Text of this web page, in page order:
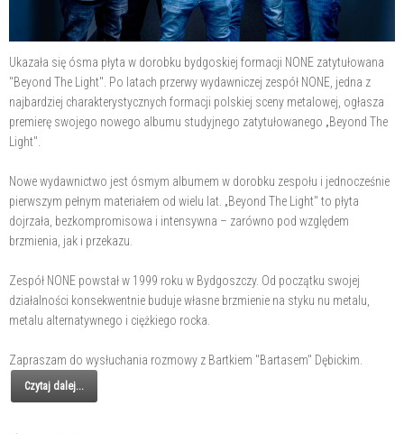
Ukazała się ósma płyta w dorobku bydgoskiej formacji NONE zatytułowana
"Beyond The Light". Po latach przerwy wydawniczej zespół NONE, jedna z
najbardziej charakterystycznych formacji polskiej sceny metalowej, ogłasza
premierę swojego nowego albumu studyjnego zatytułowanego „Beyond The
Light".
Nowe wydawnictwo jest ósmym albumem w dorobku zespołu i jednocześnie
pierwszym pełnym materiałem od wielu lat. „Beyond The Light" to płyta
dojrzała, bezkompromisowa i intensywna – zarówno pod względem
brzmienia, jak i przekazu.
Zespół NONE powstał w 1999 roku w Bydgoszczy. Od początku swojej
działalności konsekwentnie buduje własne brzmienie na styku nu metalu,
metalu alternatywnego i ciężkiego rocka.
Zapraszam do wysłuchania rozmowy z Bartkiem "Bartasem" Dębickim.
Czytaj dalej...